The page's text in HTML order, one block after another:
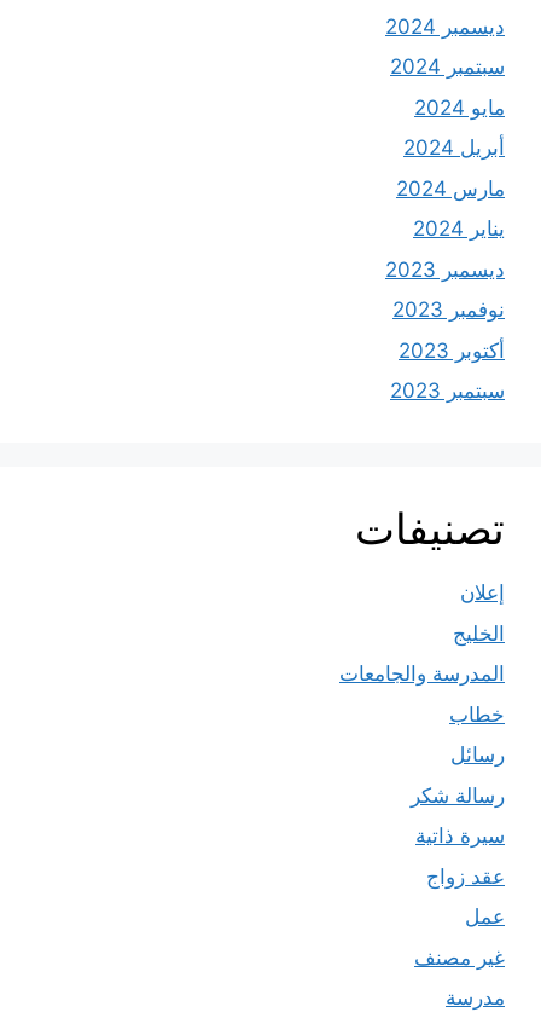
ديسمبر 2024
سبتمبر 2024
مايو 2024
أبريل 2024
مارس 2024
يناير 2024
ديسمبر 2023
نوفمبر 2023
أكتوبر 2023
سبتمبر 2023
تصنيفات
إعلان
الخليج
المدرسة والجامعات
خطاب
رسائل
رسالة شكر
سيرة ذاتية
عقد زواج
عمل
غير مصنف
مدرسة